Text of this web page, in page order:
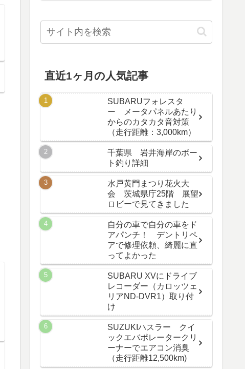
直近1ヶ月の人気記事
SUBARUフォレスタ
ー メータパネルあたり
からのカタカタ音対策
（走行距離：3,000km）
千葉県 岩井海岸のボー
ト釣り詳細
水戸黄門まつり花火大
会 茨城県庁25階 展望
ロビーで見てきました
自分の車で自分の車をド
アパンチ！ デントリペ
アで修理依頼、綺麗に直
ってよかった
SUBARU XVにドライブ
レコーダー（カロッツェ
リアND-DVR1）取り付
け
SUZUKIハスラー クイ
ックエバポレータークリ
ーナーでエアコン消臭
（走行距離12,500km)